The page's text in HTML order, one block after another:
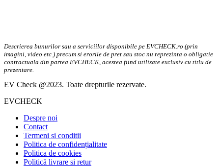
Descrierea bunurilor sau a serviciilor disponibile pe EVCHECK.ro (prin
imagini, video etc.) precum si erorile de pret sau stoc nu reprezinta o obligatie
contractuala din partea EVCHECK, acestea fiind utilizate exclusiv cu titlu de
prezentare.
EV Check @2023. Toate drepturile rezervate.
EVCHECK
Despre noi
Contact
Termeni si conditii
Politica de confidențialitate
Politica de cookies
Politică livrare si retur